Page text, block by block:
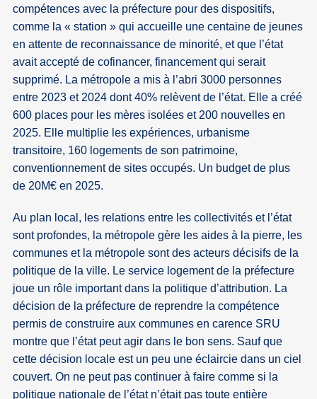
compétences avec la préfecture pour des dispositifs,
comme la « station » qui accueille une centaine de jeunes
en attente de reconnaissance de minorité, et que l’état
avait accepté de cofinancer, financement qui serait
supprimé. La métropole a mis à l’abri 3000 personnes
entre 2023 et 2024 dont 40% relèvent de l’état. Elle a créé
600 places pour les mères isolées et 200 nouvelles en
2025. Elle multiplie les expériences, urbanisme
transitoire, 160 logements de son patrimoine,
conventionnement de sites occupés. Un budget de plus
de 20M€ en 2025.
Au plan local, les relations entre les collectivités et l’état
sont profondes, la métropole gère les aides à la pierre, les
communes et la métropole sont des acteurs décisifs de la
politique de la ville. Le service logement de la préfecture
joue un rôle important dans la politique d’attribution. La
décision de la préfecture de reprendre la compétence
permis de construire aux communes en carence SRU
montre que l’état peut agir dans le bon sens. Sauf que
cette décision locale est un peu une éclaircie dans un ciel
couvert. On ne peut pas continuer à faire comme si la
politique nationale de l’état n’était pas toute entière